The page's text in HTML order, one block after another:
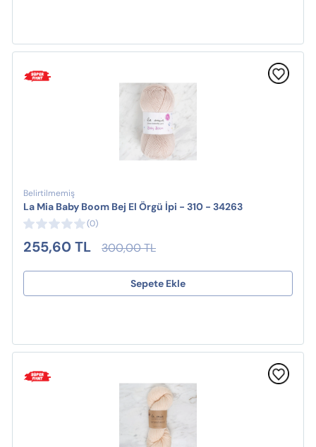
Belirtilmemiş
La Mia Baby Boom Bej El Örgü İpi - 310 - 34263
(0)
255,60 TL 300,00 TL
Sepete Ekle